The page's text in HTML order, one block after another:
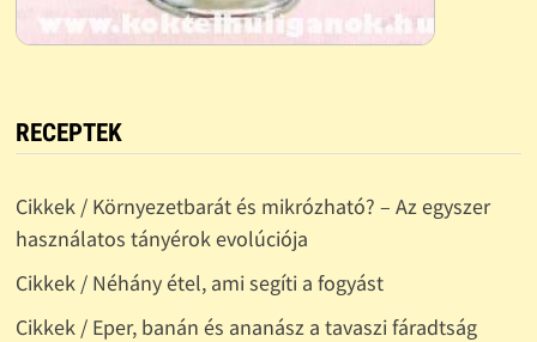
RECEPTEK
Cikkek / Környezetbarát és mikrózható? – Az egyszer
használatos tányérok evolúciója
Cikkek / Néhány étel, ami segíti a fogyást
Cikkek / Eper, banán és ananász a tavaszi fáradtság